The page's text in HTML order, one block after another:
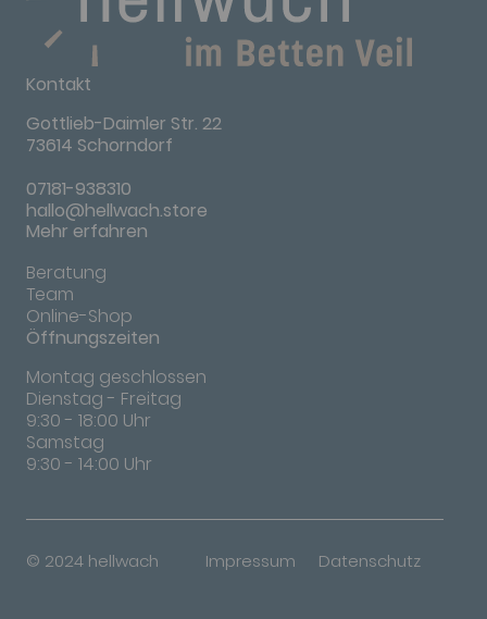
Kontakt
Gottlieb-Daimler Str. 22
73614 Schorndorf
07181-938310
hallo@hellwach.store
Mehr erfahren
Beratung
Team
Online-Shop
Öffnungszeiten
Montag geschlossen
Dienstag - Freitag
9:30 - 18:00 Uhr
Samstag
9:30 - 14:00 Uhr
© 2024 hellwach Impressum Datenschutz